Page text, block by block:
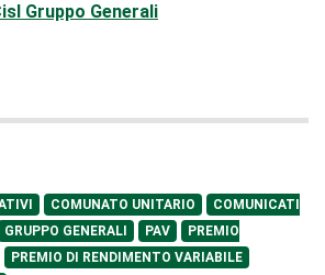
Gruppo Generali
COMUNATO UNITARIO
COMUNICATI
GRUPPO GENERALI PAV
PREMIO
PREMIO DI RENDIMENTO VARIABILE